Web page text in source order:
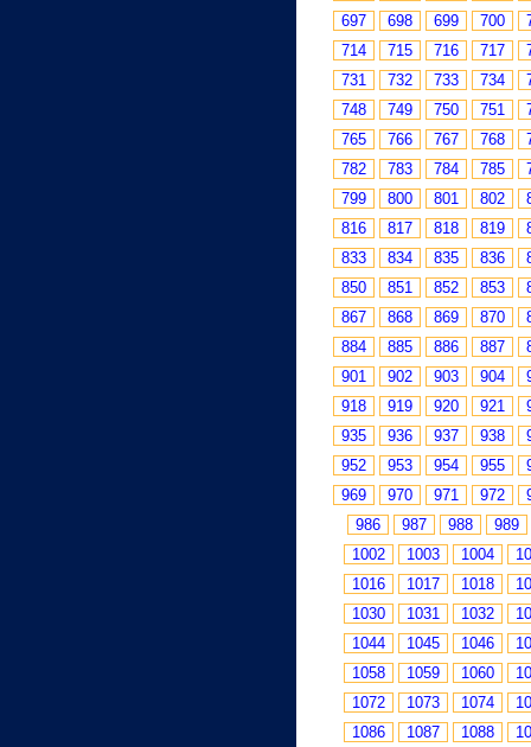
697
698 699 700
714
715 716 717
731
732 733 734
748
749 750 751
765
766 767 768
782
783 784 785
799
800 801 802
816
817 818 819
833
834 835 836
850
851 852 853
867
868 869 870
884
885 886 887
901
902 903 904
918
919 920 921
935
936 937 938
952
953 954 955
969
970 971 972
986
987 988
989
1002
1003 1004
1016
1017 1018
1030
1031 1032
1044
1045 1046
1058
1059 1060
1072
1073 1074
1086
1087 1088